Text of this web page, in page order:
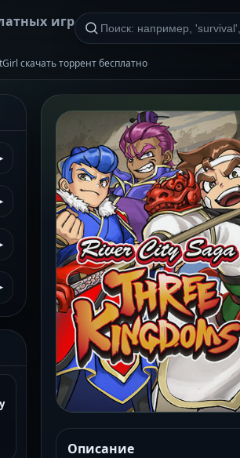
игр
скачать торрент бесплатно
Описание